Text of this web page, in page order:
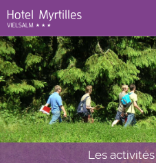
Aller au contenu principal
Les